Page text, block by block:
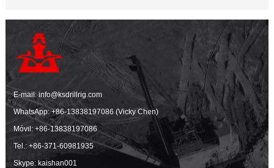
E-mail:info@ksdrillrig.com
WhatsApp:+86-13838197086 (Vicky Chen)
Móvil:+86-13838197086
Tel.:+86-371-60981935
Skype: kaishan001